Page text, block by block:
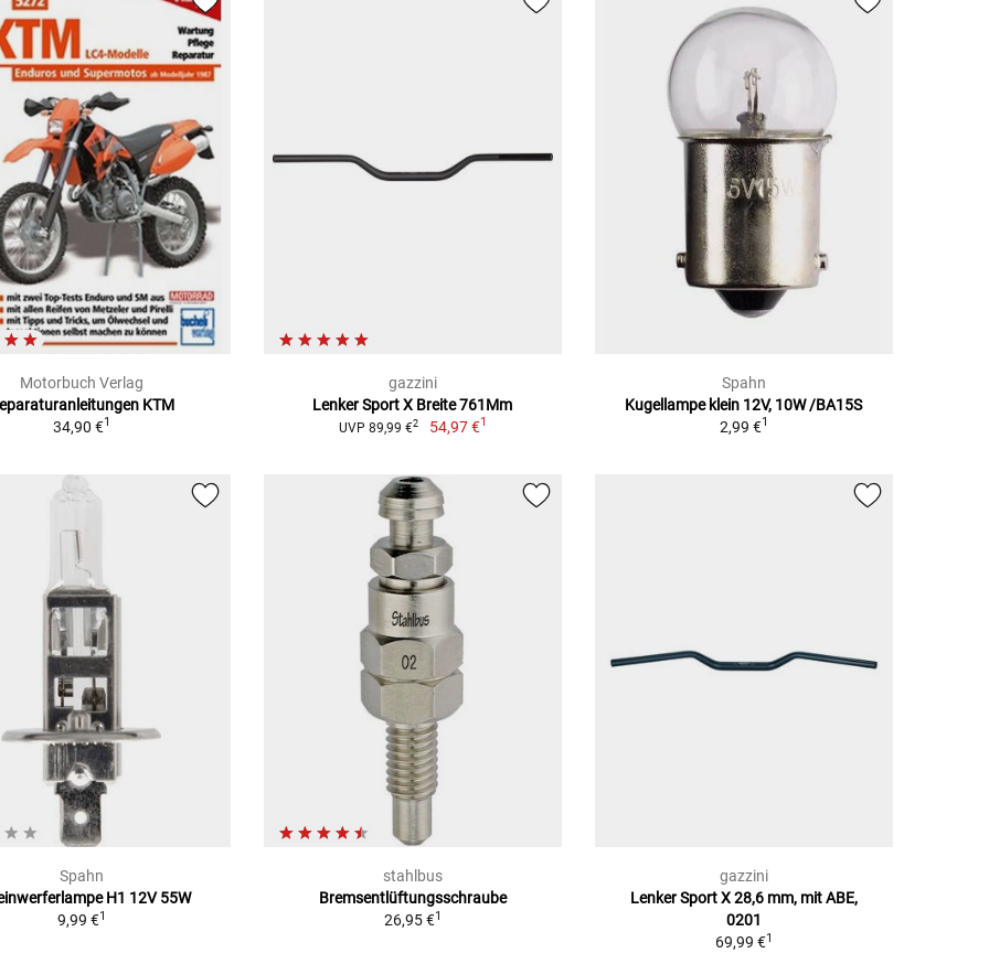
Motorbuch Verlag
KTM
34,90 €1
gazzini
Lenker Sport X Breite 761Mm
UVP 89,99 €2 54,97 €1
Spahn
Kugellampe klein 12V, 10W /BA15S
2,99 €1
Spahn
H1 12V 55W
9,99 €1
stahlbus
Bremsentlüftungsschraube
26,95 €1
gazzini
Lenker Sport X 28,6 mm, mit ABE,
0201
69,99 €1